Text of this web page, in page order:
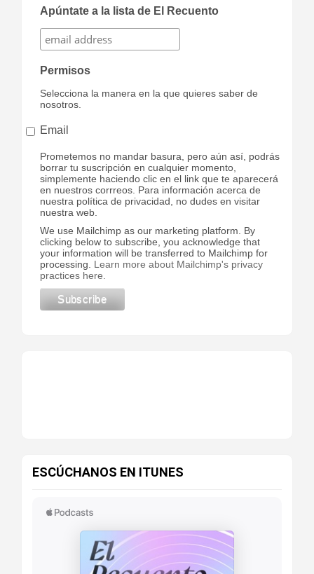
Apúntate a la lista de El Recuento
Permisos
Selecciona la manera en la que quieres saber de
nosotros.
Email
Prometemos no mandar basura, pero aún así, podrás
borrar tu suscripción en cualquier momento,
simplemente haciendo clic en el link que te aparecerá
en nuestros corrreos. Para información acerca de
nuestra política de privacidad, no dudes en visitar
nuestra web.
We use Mailchimp as our marketing platform. By
clicking below to subscribe, you acknowledge that
your information will be transferred to Mailchimp for
processing. Learn more about Mailchimp's privacy
practices here.
ESCÚCHANOS EN ITUNES